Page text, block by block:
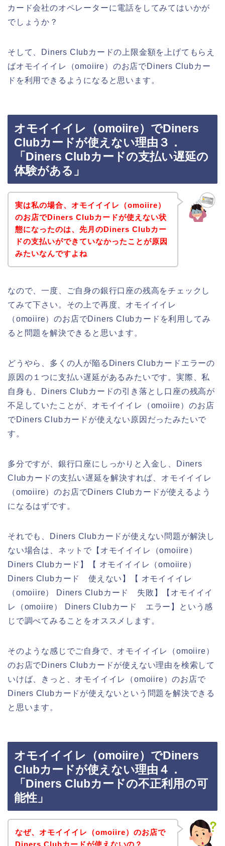
カード会社のオペレーターに電話をしてみてはいかが
でしょうか？
そして、Diners Clubカードの上限金額を上げてもらえ
ばオモイイイレ（omoiire）のお店でDiners Clubカー
ドを利用できるようになると思います。
オモイイイレ（omoiire）でDiners
Clubカードが使えない理由３．
「Diners Clubカードの支払い遅延の
体験がある」
実は私の場合、オモイイイレ（omoiire）
のお店でDiners Clubカードが使えない状
態になったのは、先月のDiners Clubカー
ドの支払いができていなかったことが原因
みたいなんですよね
なので、一度、ご自身の銀行口座の残高をチェックし
てみて下さい。その上で再度、オモイイイレ
（omoiire）のお店でDiners Clubカードを利用してみ
ると問題を解決できると思います。
どうやら、多くの人が陥るDiners Clubカードエラーの
原因の１つに支払い遅延があるみたいです。実際、私
自身も、Diners Clubカードの引き落とし口座の残高が
不足していたことが、オモイイイレ（omoiire）のお店
でDiners Clubカードが使えない原因だったみたいで
す。
多分ですが、銀行口座にしっかりと入金し、Diners
Clubカードの支払い遅延を解決すれば、オモイイイレ
（omoiire）のお店でDiners Clubカードが使えるよう
になるはずです。
それでも、Diners Clubカードが使えない問題が解決し
ない場合は、ネットで【オモイイイレ（omoiire）
Diners Clubカード】【 オモイイイレ（omoiire）
Diners Clubカード 使えない】【 オモイイイレ
（omoiire） Diners Clubカード 失敗】【オモイイイ
レ（omoiire） Diners Clubカード エラー】という感
じで調べてみることをオススメします。
そのような感じでご自身で、オモイイイレ（omoiire）
のお店でDiners Clubカードが使えない理由を検索して
いけば、きっと、オモイイイレ（omoiire）のお店で
Diners Clubカードが使えないという問題を解決できる
と思います。
オモイイイレ（omoiire）でDiners
Clubカードが使えない理由４．
「Diners Clubカードの不正利用の可
能性」
なぜ、オモイイイレ（omoiire）のお店で
Diners Clubカードが使えないの？